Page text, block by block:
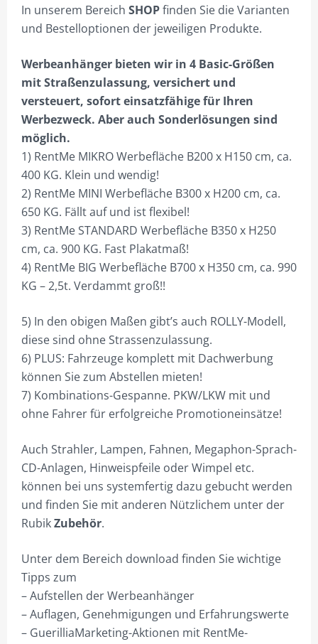
KOMBIMAXI: LKW + BIG
GALERIE
SHOP NUR FÜR GEWERBETREIBENDE!
PLZ 0
PLZ 1
PLZ 2
PLZ 4
PLZ 6
PLZ 7
PLZ 8
PLZ 9
HILFE
MEIN KONTO
ANMELDEN
ABMELDEN
BESTELLVORGANG
DATENSCHUTZ
VERSAND & LIEFERUNG
WARENKORB
In unserem Bereich SHOPfinden Sie die Varianten
und Bestelloptionen der jeweiligen Produkte.
Werbeanhänger bieten wir in 4 Basic-Größen
mit Straßenzulassung, versichert und
versteuert, sofort einsatzfähige für Ihren
Werbezweck. Aber auch Sonderlösungen sind
möglich.
1) RentMe MIKRO Werbefläche B200 x H150 cm, ca.
400 KG. Klein und wendig!
2) RentMe MINI Werbefläche B300 x H200 cm, ca.
650 KG. Fällt auf und ist flexibel!
3) RentMe STANDARD Werbefläche B350 x H250
cm, ca. 900 KG. Fast Plakatmaß!
4) RentMe BIG Werbefläche B700 x H350 cm, ca. 990
KG – 2,5t. Verdammt groß!!
5) In den obigen Maßen gibt’s auch ROLLY-Modell,
diese sind ohne Strassenzulassung.
6) PLUS: Fahrzeuge komplett mit Dachwerbung
können Sie zum Abstellen mieten!
7) Kombinations-Gespanne. PKW/LKW mit und
ohne Fahrer für erfolgreiche Promotioneinsätze!
Auch Strahler, Lampen, Fahnen, Megaphon-Sprach-
CD-Anlagen, Hinweispfeile oder Wimpel etc.
können bei uns systemfertig dazu gebucht werden
und finden Sie mit anderen Nützlichem unter der
RubikZubehör.
Unter dem Bereich download finden Sie wichtige
Tipps zum
– Aufstellen der Werbeanhänger
– Auflagen, Genehmigungen und Erfahrungswerte
– GuerilliaMarketing-Aktionen mit RentMe-